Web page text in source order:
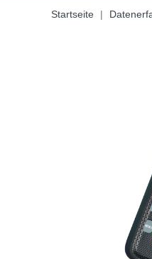
Startseite